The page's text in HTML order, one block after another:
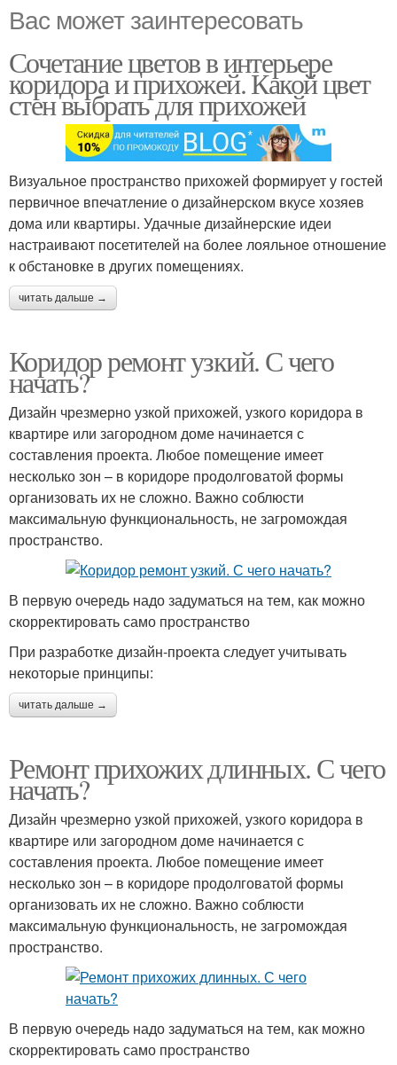
Вас может заинтересовать
Сочетание цветов в интерьере
коридора и прихожей. Какой цвет
стен выбрать для прихожей
Визуальное пространство прихожей формирует у гостей
первичное впечатление о дизайнерском вкусе хозяев
дома или квартиры. Удачные дизайнерские идеи
настраивают посетителей на более лояльное отношение
к обстановке в других помещениях.
читать дальше →
Коридор ремонт узкий. С чего
начать?
Дизайн чрезмерно узкой прихожей, узкого коридора в
квартире или загородном доме начинается с
составления проекта. Любое помещение имеет
несколько зон – в коридоре продолговатой формы
организовать их не сложно. Важно соблюсти
максимальную функциональность, не загромождая
пространство.
В первую очередь надо задуматься на тем, как можно
скорректировать само пространство
При разработке дизайн-проекта следует учитывать
некоторые принципы:
читать дальше →
Ремонт прихожих длинных. С чего
начать?
Дизайн чрезмерно узкой прихожей, узкого коридора в
квартире или загородном доме начинается с
составления проекта. Любое помещение имеет
несколько зон – в коридоре продолговатой формы
организовать их не сложно. Важно соблюсти
максимальную функциональность, не загромождая
пространство.
В первую очередь надо задуматься на тем, как можно
скорректировать само пространство